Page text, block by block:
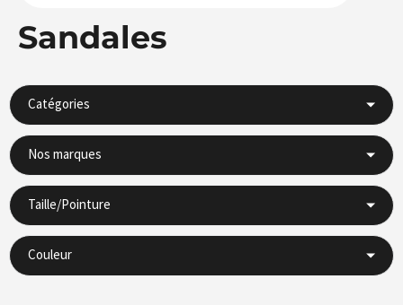
Sandales
Catégories
Nos marques
Taille/Pointure
Couleur